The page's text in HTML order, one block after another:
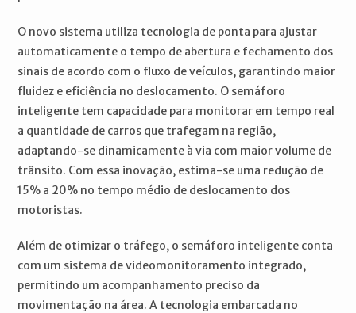
O novo sistema utiliza tecnologia de ponta para ajustar
automaticamente o tempo de abertura e fechamento dos
sinais de acordo com o fluxo de veículos, garantindo maior
fluidez e eficiência no deslocamento. O semáforo
inteligente tem capacidade para monitorar em tempo real
a quantidade de carros que trafegam na região,
adaptando-se dinamicamente à via com maior volume de
trânsito. Com essa inovação, estima-se uma redução de
15% a 20% no tempo médio de deslocamento dos
motoristas.
Além de otimizar o tráfego, o semáforo inteligente conta
com um sistema de videomonitoramento integrado,
permitindo um acompanhamento preciso da
movimentação na área. A tecnologia embarcada no